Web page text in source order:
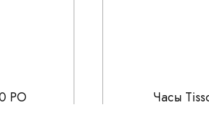
PO Часы